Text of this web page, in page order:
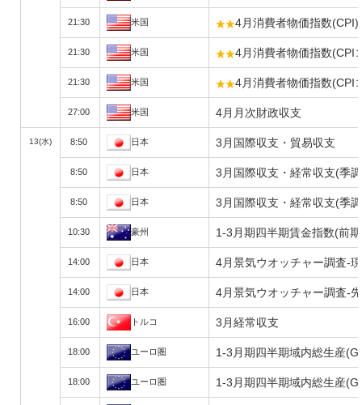
21:30 米国 4月消費者物価指数
21:30 米国 4月消費者物価指数(CPI
21:30 米国 4月消費者物価指数(CPI
27:00 米国 4月月次財政収支
13(水) 8:50 日本 3月国際収支・貿易収支
8:50 日本 3月国際収支・経常収支(季
8:50 日本 3月国際収支・経常収支(季
10:30 豪州 1-3月期四半期賃金指数(前
14:00 日本 4月景気ウオッチャー調査-
14:00 日本 4月景気ウオッチャー調査-
16:00 トルコ 3月経常収支
18:00 ユーロ圏 1-3月期四半期域内総生産
18:00 ユーロ圏 1-3月期四半期域内総生産